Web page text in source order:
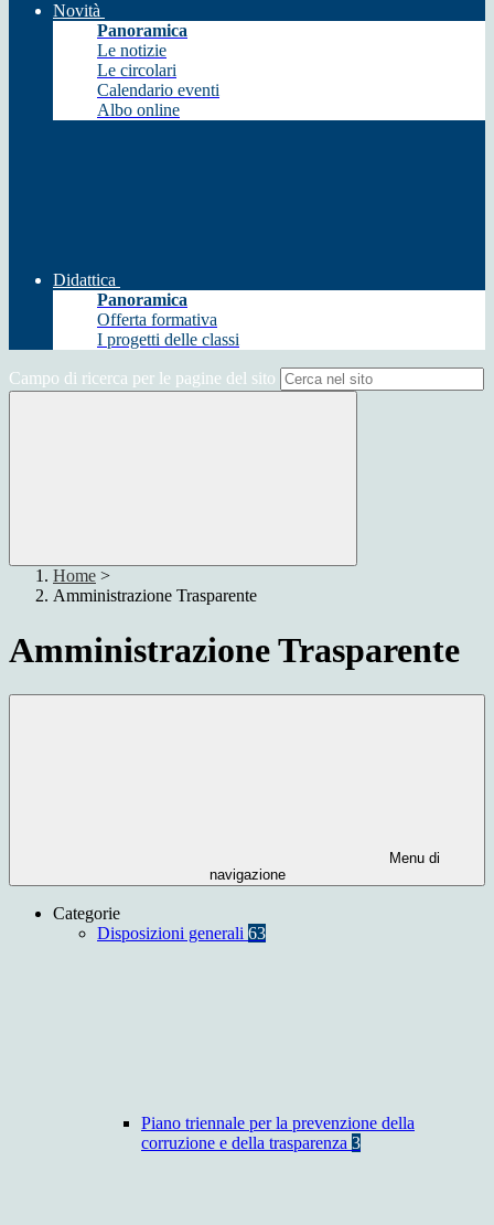
Novità
Panoramica
Le notizie
Le circolari
Calendario eventi
Albo online
Didattica
Panoramica
Offerta formativa
I progetti delle classi
Campo di ricerca per le pagine del sito
Home >
Amministrazione Trasparente
Amministrazione Trasparente
Menu di
navigazione
Categorie
Disposizioni generali 63
Piano triennale per la prevenzione della
corruzione e della trasparenza 3